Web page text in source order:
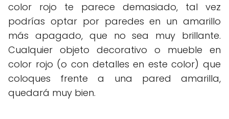
color rojo te parece demasiado, tal vez
podrías optar por paredes en un amarillo
más apagado, que no sea muy brillante.
Cualquier objeto decorativo o mueble en
color rojo (o con detalles en este color) que
coloques frente a una pared amarilla,
quedará muy bien.